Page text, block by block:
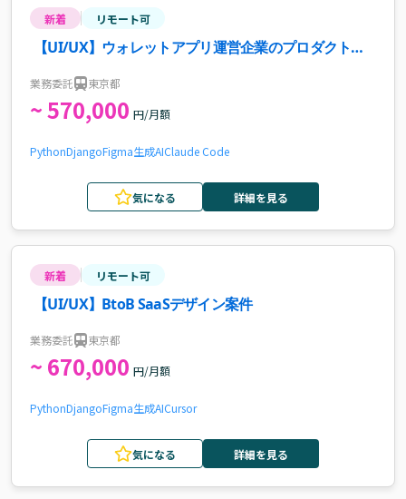
新着 リモート可
【UI/UX】ウォレットアプリ運営企業のプロダクトデ
業務委託 東京都
~ 570,000 円/月額
PythonDjangoFigma生成AIClaude Code
気になる 詳細を見る
新着 リモート可
【UI/UX】BtoB SaaSデザイン案件
業務委託 東京都
~ 670,000 円/月額
PythonDjangoFigma生成AICursor
気になる 詳細を見る